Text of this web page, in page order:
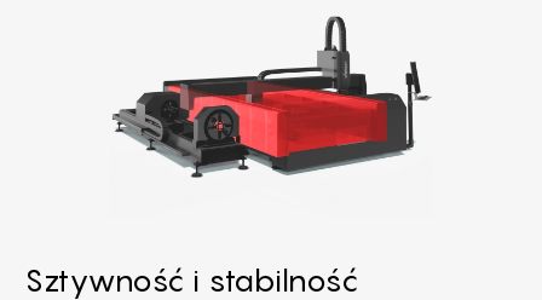
Sztywność i stabilność